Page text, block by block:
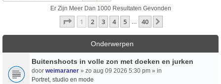
Er Zijn Meer Dan 1000 Resultaten Gevonden
Pagina Van40
1 2 3 4 5 40
Onderwerpen
Buitenshoots in volle zon met doeken en jurken
door weimaraner » zo aug 09 2026 5:30 pm » in
Portret, studio en mode